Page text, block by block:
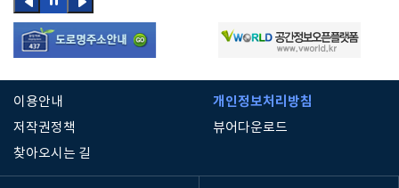
이전
버튼
정지
다음
버튼
이용안내 개인정보처리방침
저작권정책
뷰어다운로드
찾아오시는 길